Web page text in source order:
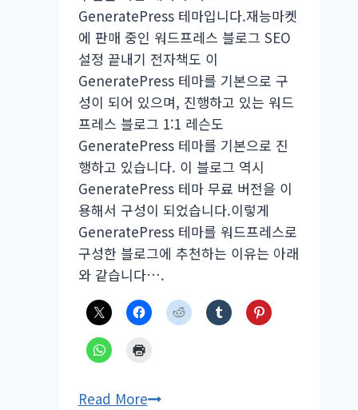
할
인
GeneratePress 테마입니다.재능마켓
에 판매 중인 워드프레스 블로그 SEO
설정 끝내기 전자책도 이
GeneratePress 테마를 기본으로 구
성이 되어 있으며, 진행하고 있는 워드
프레스 블로그 1:1 레슨도
GeneratePress 테마를 기본으로 진
행하고 있습니다. 이 블로그 역시
GeneratePress 테마 무료 버전을 이
용해서 구성이 되었습니다.이렇게
GeneratePress 테마를 워드프레스로
구성한 블로그에 추천하는 이유는 아래
와 같습니다….
Read More워